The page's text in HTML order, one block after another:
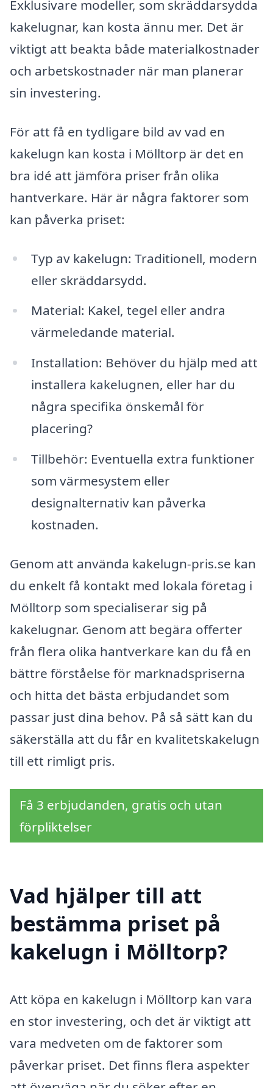
Exklusivare modeller, som skräddarsydda
kakelugnar, kan kosta ännu mer. Det är
viktigt att beakta både materialkostnader
och arbetskostnader när man planerar
sin investering.
För att få en tydligare bild av vad en
kakelugn kan kosta i Mölltorp är det en
bra idé att jämföra priser från olika
hantverkare. Här är några faktorer som
kan påverka priset:
Typ av kakelugn: Traditionell, modern
eller skräddarsydd.
Material: Kakel, tegel eller andra
värmeledande material.
Installation: Behöver du hjälp med att
installera kakelugnen, eller har du
några specifika önskemål för
placering?
Tillbehör: Eventuella extra funktioner
som värmesystem eller
designalternativ kan påverka
kostnaden.
Genom att använda kakelugn-pris.se kan
du enkelt få kontakt med lokala företag i
Mölltorp som specialiserar sig på
kakelugnar. Genom att begära offerter
från flera olika hantverkare kan du få en
bättre förståelse för marknadspriserna
och hitta det bästa erbjudandet som
passar just dina behov. På så sätt kan du
säkerställa att du får en kvalitetskakelugn
till ett rimligt pris.
Få 3 erbjudanden, gratis och utan
förpliktelser
Vad hjälper till att
bestämma priset på
kakelugn i Mölltorp?
Att köpa en kakelugn i Mölltorp kan vara
en stor investering, och det är viktigt att
vara medveten om de faktorer som
påverkar priset. Det finns flera aspekter